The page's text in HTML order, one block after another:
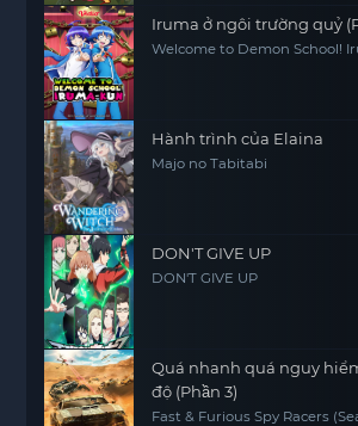
Iruma ở ngôi trường quỷ
Welcome to Demon School! Iruma-kun
Hành trình của Elaina
Majo no Tabitabi
DON'T GIVE UP
DON'T GIVE UP
Quá nhanh quá nguy
độ (Phần 3)
Fast & Furious Spy Racers